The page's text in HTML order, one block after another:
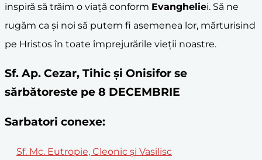
inspiră să trăim o viață conform Evangheliei. Să ne
rugăm ca și noi să putem fi asemenea lor, mărturisind
pe Hristos în toate împrejurările vieții noastre.
Sf. Ap. Cezar, Tihic și Onisifor se
sărbătoreste pe 8 DECEMBRIE
Sarbatori conexe:
Sf. Mc. Eutropie, Cleonic şi Vasilisc